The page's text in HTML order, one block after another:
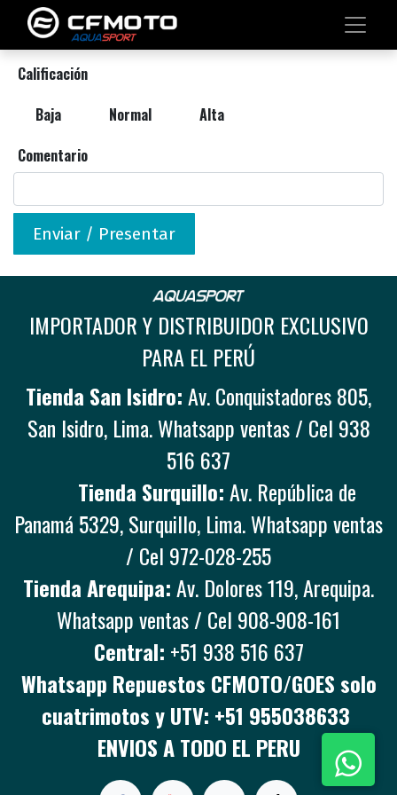
Calificación
Baja
Normal
Alta
Comentario
Enviar / Presentar
IMPORTADOR Y DISTRIBUIDOR EXCLUSIVO
PARA EL PERÚ
Tienda San Isidro:Av. Conquistadores 805,
San Isidro, Lima. Whatsapp ventas / Cel 938
516 637
Tienda Surquillo:Av. República de
Panamá 5329, Surquillo, Lima. Whatsapp ventas
/ Cel 972-028-255
Tienda Arequipa:Av. Dolores 119, Arequipa.
Whatsapp ventas / Cel 908-908-161
Central: +51 938 516 637
Whatsapp Repuestos CFMOTO/GOES solo
cuatrimotos y UTV: +51 955038633
ENVIOS A TODO EL PERU